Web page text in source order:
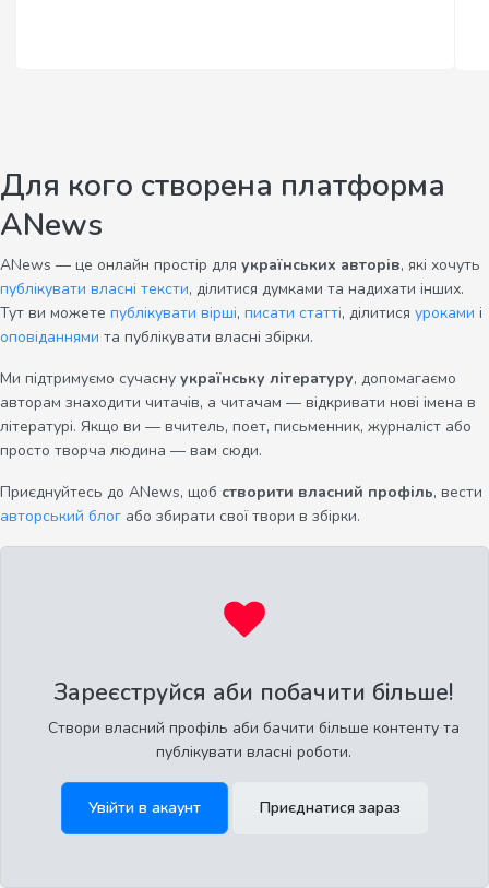
Для кого створена платформа
ANews
ANews — це онлайн простір для українських авторів, які хочуть
публікувати власні тексти, ділитися думками та надихати інших.
Тут ви можете публікувати вірші, писати статті, ділитися уроками і
оповіданнями та публікувати власні збірки.
Ми підтримуємо сучасну українську літературу, допомагаємо
авторам знаходити читачів, а читачам — відкривати нові імена в
літературі. Якщо ви — вчитель, поет, письменник, журналіст або
просто творча людина — вам сюди.
Приєднуйтесь до ANews, щоб створити власний профіль, вести
авторський блог або збирати свої твори в збірки.
Зареєструйся аби побачити більше!
Створи власний профіль аби бачити більше контенту та
публікувати власні роботи.
Увійти в акаунт Приєднатися зараз